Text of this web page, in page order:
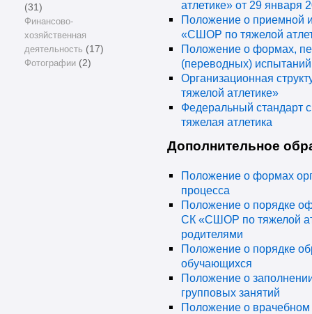
(31)
Финансово-
хозяйственная
деятельность (17)
Фотографии(2)
атлетике» от 29 января
Положение о приемной
«СШОР по тяжелой
Положение о формах,
(переводных)
Организационная
тяжелой атлетике»
Федеральный стандарт
тяжелая атлетика
Дополнительное
Положение о формах
процесса
Положение о порядке
СК «СШОР по тяжелой
родителями
Положение о порядке
обучающихся
Положение о
групповых занятий
Положение о врачебном